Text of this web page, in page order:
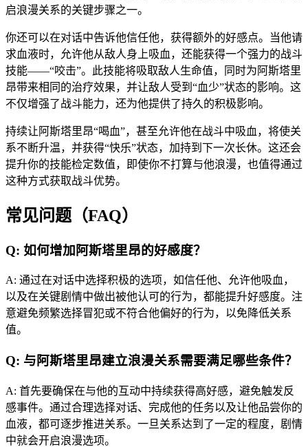
启浪漫关系的关键步骤之一。
你还可以在对话中告诉他信任他，获得额外的好感点。当他请
求血液时，允许他从敌人身上吸血，还能获得一个强力的战斗
技能——“咬击”。此技能将吸取敌人生命值，同时为阿斯塔里
昂带来相同的治疗效果，并让敌人受到“血少”状态的影响。这
不仅增强了战斗能力，还为他提供了持久的积极影响。
持续让阿斯塔里昂“喝血”，甚至允许他在战斗中吸血，将使关
系不断升温，并获得“快乐”状态，加持到下一次长休。这还会
提升你的技能检定数值，即使你不打算与他浪漫，也值得通过
这种方式获取战斗优势。
常见问题（FAQ）
Q: 如何增加阿斯塔里昂的好感度？
A: 通过在对话中选择积极的选项，如信任他、允许他吸血，
以及在关键剧情中做出被他认可的行为，都能提升好感度。注
意避免频繁选择冒犯或不符合他偏好的行为，以免降低关系
值。
Q: 与阿斯塔里昂建立浪漫关系需要满足哪些条件？
A: 首先要确保在与他的互动中持续获得高好感，避免触发反
感事件。通过合理选择对话、完成他的任务以及让他品尝你的
血液，都可逐步推进关系。一旦关系达到了一定的程度，剧情
中就会开启浪漫选项。